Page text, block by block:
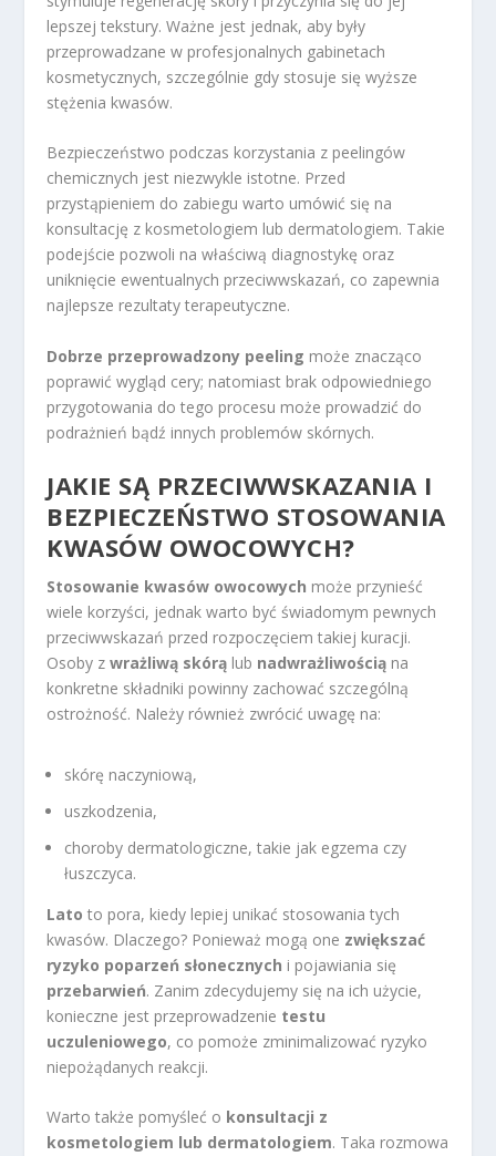
lepszej tekstury. Ważne jest jednak, aby były
przeprowadzane w profesjonalnych gabinetach
kosmetycznych, szczególnie gdy stosuje się wyższe
stężenia kwasów.
Bezpieczeństwo podczas korzystania z peelingów
chemicznych jest niezwykle istotne. Przed
przystąpieniem do zabiegu warto umówić się na
konsultację z kosmetologiem lub dermatologiem. Takie
podejście pozwoli na właściwą diagnostykę oraz
uniknięcie ewentualnych przeciwwskazań, co zapewnia
najlepsze rezultaty terapeutyczne.
Dobrze przeprowadzony peeling może znacząco
poprawić wygląd cery; natomiast brak odpowiedniego
przygotowania do tego procesu może prowadzić do
podrażnień bądź innych problemów skórnych.
JAKIE SĄ PRZECIWWSKAZANIA I
BEZPIECZEŃSTWO STOSOWANIA
KWASÓW OWOCOWYCH?
Stosowanie kwasów owocowych może przynieść
wiele korzyści, jednak warto być świadomym pewnych
przeciwwskazań przed rozpoczęciem takiej kuracji.
Osoby zwrażliwą skórą lub nadwrażliwością na
konkretne składniki powinny zachować szczególną
ostrożność. Należy również zwrócić uwagę na:
skórę naczyniową,
uszkodzenia,
choroby dermatologiczne, takie jak egzema czy
łuszczyca.
Lato to pora, kiedy lepiej unikać stosowania tych
kwasów. Dlaczego? Ponieważ mogą one zwiększać
ryzyko poparzeń słonecznych i pojawiania się
przebarwień. Zanim zdecydujemy się na ich użycie,
konieczne jest przeprowadzenie testu
uczuleniowego, co pomoże zminimalizować ryzyko
niepożądanych reakcji.
Warto także pomyśleć o konsultacji z
kosmetologiem lub dermatologiem. Taka rozmowa